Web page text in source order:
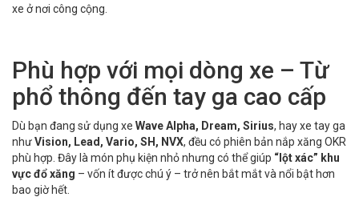
xe ở nơi công cộng.
Phù hợp với mọi dòng xe – Từ
phổ thông đến tay ga cao cấp
Dù bạn đang sử dụng xe Wave Alpha, Dream, Sirius, hay xe tay ga
nhưVision, Lead, Vario, SH, NVX, đều có phiên bản nắp xăng OKR
phù hợp. Đây là món phụ kiện nhỏ nhưng có thể giúp “lột xác” khu
vực đổ xăng – vốn ít được chú ý – trở nên bắt mắt và nổi bật hơn
bao giờ hết.